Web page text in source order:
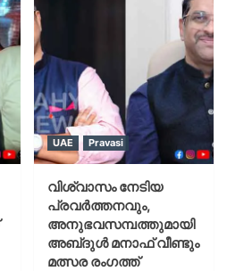
UAE Pravasi
വിശ്വാസം നേടിയ
പ്രവർത്തനവും,
അനുഭവസമ്പത്തുമായി
അബ്‌ദുൾ മനാഫ് വീണ്ടും
മത്സര രംഗത്ത്